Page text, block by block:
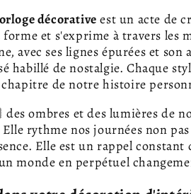
décorative est un acte de
et s'exprime à travers les
avec ses lignes épurées et
habillé de nostalgie. Chaque
de notre histoire
des ombres et des lumières de
rythme nos journées non
Elle est un rappel
monde en perpétuel